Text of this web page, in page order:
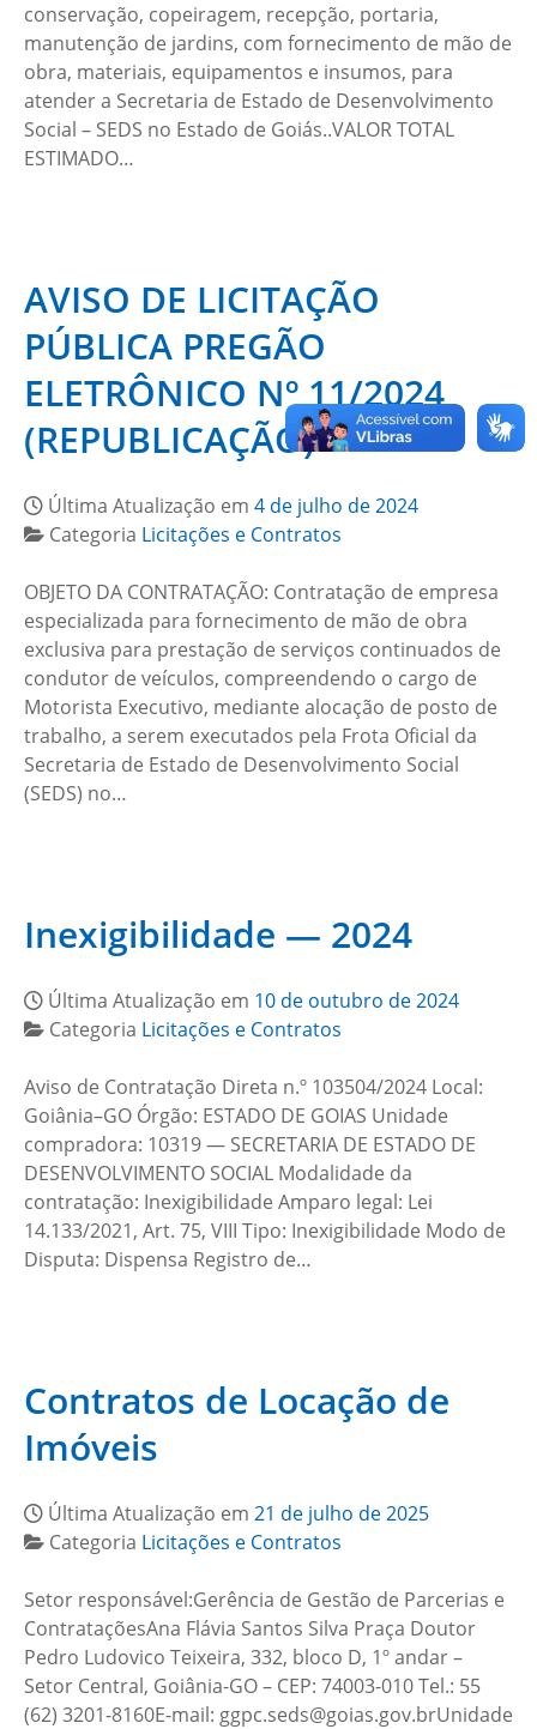
conservação, copeiragem, recepção, portaria,
manutenção de jardins, com fornecimento de mão de
obra, materiais, equipamentos e insumos, para
atender a Secretaria de Estado de Desenvolvimento
Social – SEDS no Estado de Goiás..VALOR TOTAL
ESTIMADO…
AVISO DE LICITAÇÃO
PÚBLICA PREGÃO
ELETRÔNICO Nº 11/2024
(REPUBLICAÇÃO)
Última Atualização em 4 de julho de 2024
Categoria Licitações e Contratos
OBJETO DA CONTRATAÇÃO: Contratação de empresa
especializada para fornecimento de mão de obra
exclusiva para prestação de serviços continuados de
condutor de veículos, compreendendo o cargo de
Motorista Executivo, mediante alocação de posto de
trabalho, a serem executados pela Frota Oficial da
Secretaria de Estado de Desenvolvimento Social
(SEDS) no…
Inexigibilidade — 2024
Última Atualização em 10 de outubro de 2024
Categoria Licitações e Contratos
Aviso de Contratação Direta n.º 103504/2024 Local:
Goiânia–GO Órgão: ESTADO DE GOIAS Unidade
compradora: 10319 — SECRETARIA DE ESTADO DE
DESENVOLVIMENTO SOCIAL Modalidade da
contratação: Inexigibilidade Amparo legal: Lei
14.133/2021, Art. 75, VIII Tipo: Inexigibilidade Modo de
Disputa: Dispensa Registro de…
Contratos de Locação de
Imóveis
Última Atualização em 21 de julho de 2025
Categoria Licitações e Contratos
Setor responsável:Gerência de Gestão de Parcerias e
ContrataçõesAna Flávia Santos Silva Praça Doutor
Pedro Ludovico Teixeira, 332, bloco D, 1º andar –
Setor Central, Goiânia-GO – CEP: 74003-010 Tel.: 55
(62) 3201-8160E-mail: ggpc.seds@goias.gov.brUnidade